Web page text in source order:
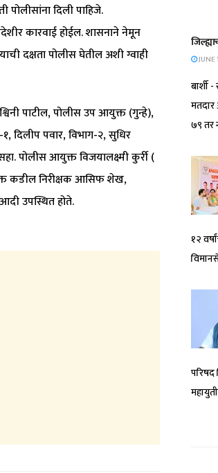
पोलीसांना दिली पाहिजे.
कारवाई होईल. शासनाने नेमून
दक्षता पोलीस घेतील अशी ग्वाही
पाटील, पोलीस उप आयुक्त (गुन्हे),
दिलीप पवार, विभाग-२, सुधिर
पोलीस आयुक्त विजयालक्ष्मी कुर्री (
कडील निरीक्षक आसिफ शेख,
उपस्थित होते.
JUNE
बार्शी
७९ तर
१२